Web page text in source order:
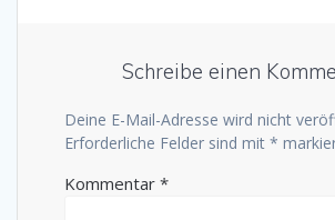
Schreibe einen
Deine E-Mail-Adresse wird nicht
Erforderliche Felder sind mit *
Kommentar *